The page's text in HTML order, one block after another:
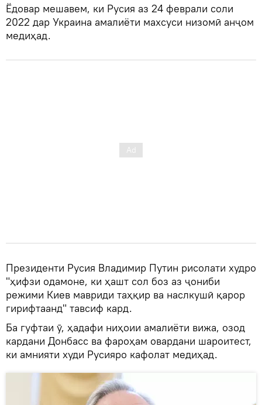
Ёдовар мешавем, ки Русия аз 24 феврали соли
2022 дар Украина амалиёти махсуси низомӣ анҷом
медиҳад.
Президенти Русия Владимир Путин рисолати худро
"ҳифзи одамоне, ки ҳашт сол боз аз ҷониби
режими Киев мавриди таҳқир ва наслкушӣ қарор
гирифтаанд" тавсиф кард.
Ба гуфтаи ӯ, ҳадафи ниҳоии амалиёти вижа, озод
кардани Донбасс ва фароҳам овардани шароитест,
ки амнияти худи Русияро кафолат медиҳад.